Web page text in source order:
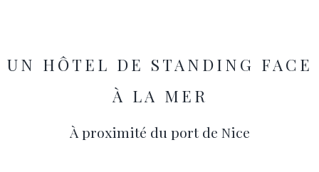
Français
UN HÔTEL DE STANDING FACE
À LA MER
À proximité du port de Nice